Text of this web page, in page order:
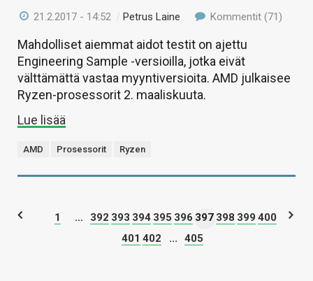
21.2.2017 - 14:52 /Petrus Laine Kommentit (71)
Mahdolliset aiemmat aidot testit on ajettu
Engineering Sample -versioilla, jotka eivät
välttämättä vastaa myyntiversioita. AMD julkaisee
Ryzen-prosessorit 2. maaliskuuta.
Lue lisää
AMD Prosessorit Ryzen
1 ... 392 393 394 395 396 397 398 399 400
401 402 ... 405